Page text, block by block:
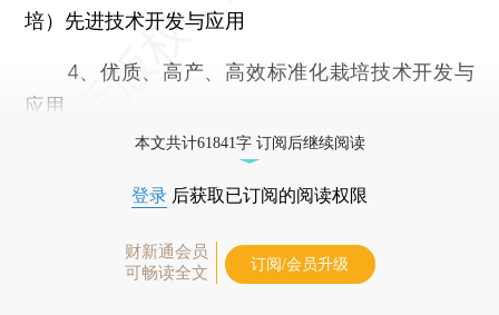
培）先进技术开发与应用
4、优质、高产、高效标准化栽培技术开发与
应用
本文共计61841字 订阅后继续阅读
登录 后获取已订阅的阅读权限
财新通会员
可畅读全文
订阅/会员升级